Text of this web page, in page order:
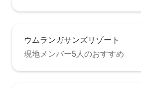
ウムランガサンズリゾート
現地メンバー5人のおすすめ